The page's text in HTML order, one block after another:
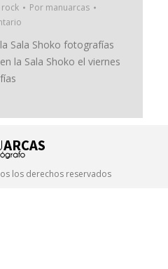
rock Por manuarcas
Sala Shoko fotografías
la Sala Shoko el viernes
los derechos reservados